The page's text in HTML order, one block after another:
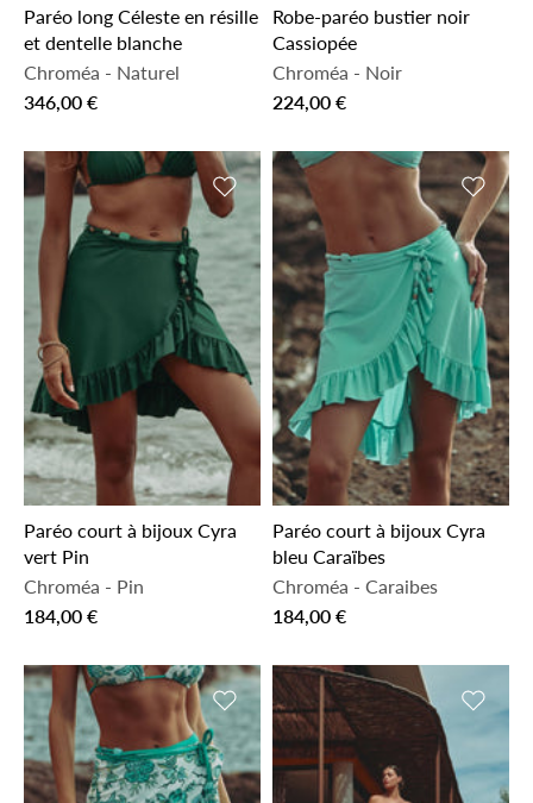
Paréo long Céleste en résille
et dentelle blanche
Chroméa - Naturel
346,00 €
Robe-paréo bustier noir
Cassiopée
Chroméa - Noir
224,00 €
Ajouter à la liste de souhaits
Paréo court à bijoux Cyra
vert Pin
Chroméa - Pin
184,00 €
Ajouter
Paréo court à bijoux Cyra
bleu Caraïbes
Chroméa - Caraibes
184,00 €
Ajouter à la liste de souhaitsAjouter